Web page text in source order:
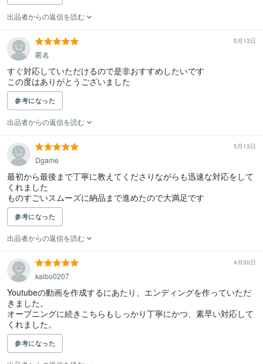
出品者からの返信を読む
5月13日
匿名
すぐ対応していただけるので是非おすすめしたいです
この度はありがとうございました
参考になった
出品者からの返信を読む
5月13日
Dgame
最初から最後まで丁寧に教えてくださりながらも迅速な対応をして
くれました
ものすごいスムーズに納品まで進めたので大満足です
参考になった
出品者からの返信を読む
4月30日
kaibo0207
Youtubeの動画を作成するにあたり、エンディングを作っていただ
きました。
オープニングに続きこちらもしっかり丁寧にかつ、素早い対応して
くれました。
参考になった